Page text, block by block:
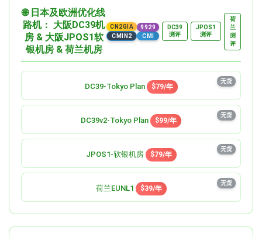
🌐 日本及欧洲优化线
路机： 大阪DC39机
房 & 大阪JPOS1软
银机房 & 荷兰机房
CN2GIA
CMIN2
9929
CMI
DC39
测评
JPOS1
测评
荷
兰
测
评
DC39-Tokyo Plan $79/年
无货
DC39v2-Tokyo Plan $99/年
无货
JPOS1-软银机房 $79/年
无货
荷兰EUNL1 $39/年
无货